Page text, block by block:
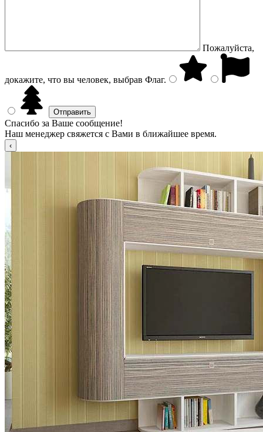
Пожалуйста,
докажите, что вы человек, выбрав Флаг.
Спасибо за Ваше сообщение!
Наш менеджер свяжется с Вами в ближайшее время.